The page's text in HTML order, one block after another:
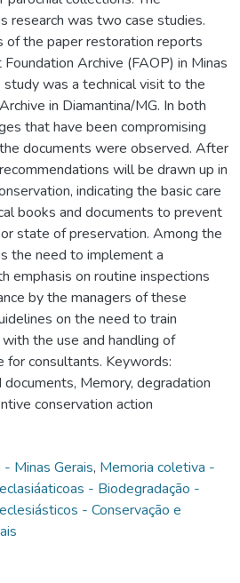
research was two case studies.
of the paper restoration reports
Archive (FAOP) in Minas
study was a technical visit to the
in Diamantina/MG. In both
that have been compromising
documents were observed. After
will be drawn up in
indicating the basic care
books and documents to prevent
state of preservation. Among the
the need to implement a
emphasis on routine inspections
by the managers of these
on the need to train
the use and handling of
for consultants. Keywords:
Memory, degradation
conservation action
Minas Gerais, Memoria coletiva -
- Biodegradação -
- Conservação e